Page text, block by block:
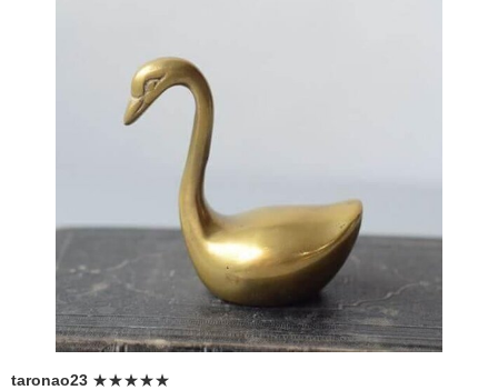
taronao23 ★★★★★